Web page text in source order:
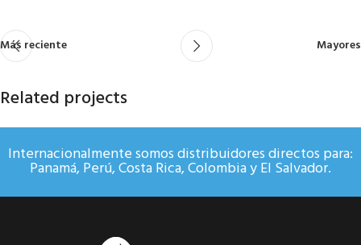
Más reciente Mayores
Related projects
Furniture
A lacus bibendum pulvinar
Internacionalmente somos distribuidores directos para:
Panamá, Perú, Costa Rica, Colombia y El Salvador.